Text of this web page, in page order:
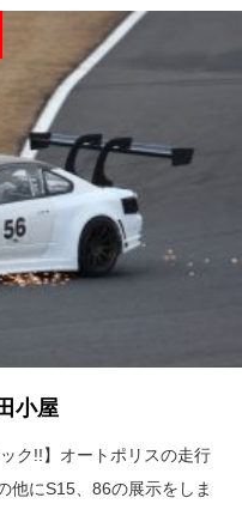
小屋
ク!!】オートポリスの走行
他にS15、86の展示をしま